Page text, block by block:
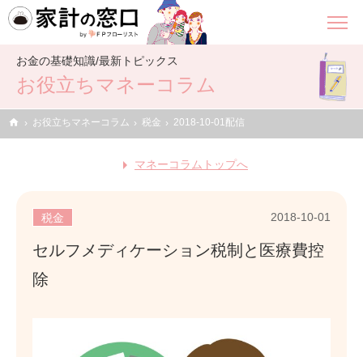
お金の基礎知識/最新トピックス
お役立ちマネーコラム
home お役立ちマネーコラム 税金 2018-10-01配信
マネーコラムトップへ
税金 2018-10-01
セルフメディケーション税制と医療費控
除